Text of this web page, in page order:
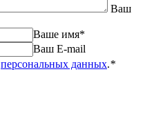
Ваш
Ваше имя*
Ваш E-mail
персональных данных.*